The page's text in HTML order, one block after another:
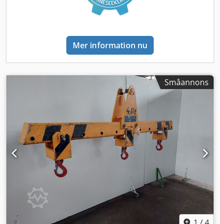
originalinstallationen tillgänglig på begäran. Vikt: 21 500 kg
Mått: diameter 3,35 m x längd 14 m
Mer information nu
Småannons